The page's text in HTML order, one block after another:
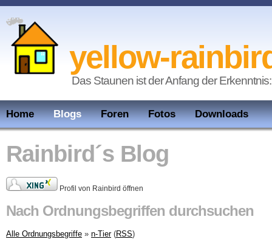
yellow-
Das Staunen ist der Anfang der
Home Blogs Foren Fotos Downloads
Rainbird´s Blog
Profil von Rainbird öffnen
Nach Ordnungsbegriffen durchsuchen
Alle Ordnungsbegriffe » n-Tier(RSS)